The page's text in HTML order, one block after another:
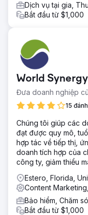
Dịch vụ tại gia,
Bắt đầu từ $1,000
World Synergy
Đưa doanh nghiệp
15
Chúng tôi giúp các
đạt được quy mô,
hợp tác về tiếp thị,
doanh tích hợp của
công ty, giảm thiểu
Estero, Florida,
Content
Bảo hiểm, Chăm
Bắt đầu từ $1,000